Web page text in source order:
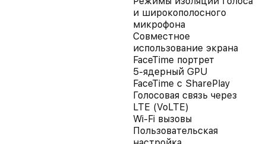
и широкополосного
микрофона
Совместное
использование экрана
FaceTime портрет
5-ядерный GPU
FaceTime с SharePlay
Голосовая связь через
LTE (VoLTE)
Wi‑Fi вызовы
Пользовательская